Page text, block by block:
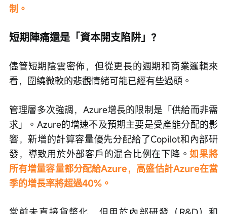
制。
短期陣痛還是「資本開支陷阱」？
儘管短期陰雲密佈，但從更長的週期和商業邏輯來
看，圍繞微軟的悲觀情緒可能已經有些過頭。
管理層多次強調，Azure增長的限制是「供給而非需
求」。Azure的增速不及預期主要是受產能分配的影
響，新增的計算容量優先分配給了Copilot和內部研
發，導致用於外部客戶的混合比例在下降。如果將
所有增量容量都分配給Azure，高盛估計Azure在當
季的增長率將超過40%。